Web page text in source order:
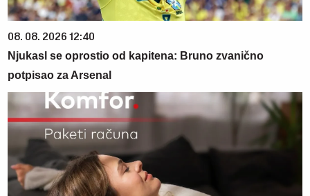
08. 08. 2026 12:40
Njukasl se oprostio od kapitena: Bruno zvanično
potpisao za Arsenal